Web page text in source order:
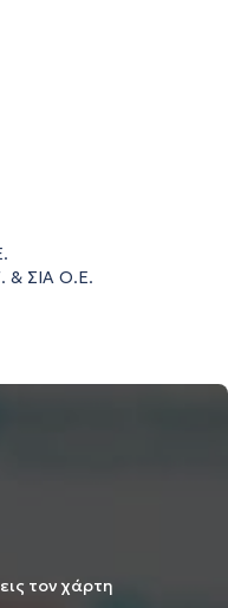
& ΣΙΑ Ο.Ε.
τον χάρτη